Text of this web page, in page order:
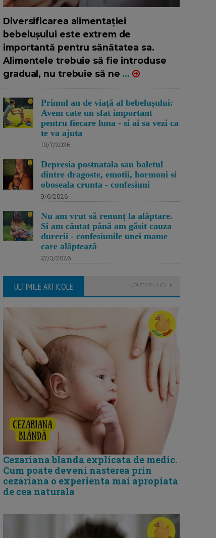
Diversificarea alimentației
bebelușului este extrem de
importantă pentru sănătatea sa.
Alimentele trebuie să fie introduse
gradual, nu trebuie să ne ...
Primul an de viață al bebelușului:
Avem cate un sfat important
pentru fiecare luna - si ai sa vezi ca
te va ajuta
10/7/2026
Depresia postnatala sau baletul
dintre dragoste, emotii, hormoni si
oboseala crunta - confesiuni
9/6/2026
Nu am vrut să renunț la alăptare.
Si am căutat până am găsit cauza
durerii - confesiunile unei mame
care alăptează
27/3/2026
ULTIMILE ARTICOLE NOUTATI AICI
Cezariana blanda explicata de medic.
Cum poate deveni nasterea prin
cezariana o experienta mai apropiata
de cea naturala